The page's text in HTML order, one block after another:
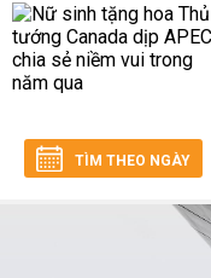
TÌM THEO NGÀY